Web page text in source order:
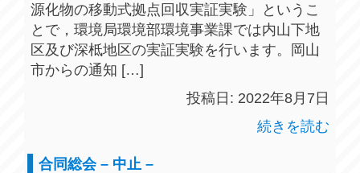
源化物の移動式拠点回収実証実験」というこ
とで，環境局環境部環境事業課では内山下地
区及び深柢地区の実証実験を行います。岡山
市からの通知 […]
投稿日: 2022年8月7日
続きを読む
合同総会 – 中止 –